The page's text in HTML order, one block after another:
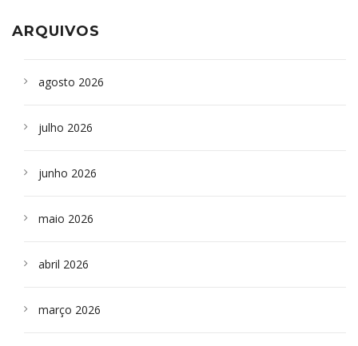
ARQUIVOS
agosto 2026
julho 2026
junho 2026
maio 2026
abril 2026
março 2026